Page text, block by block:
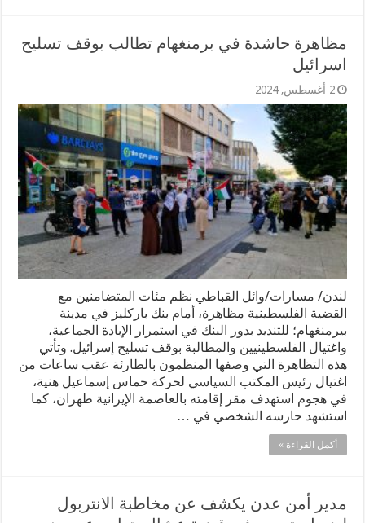
مظاهرة حاشدة في برمنغهام تطالب بوقف تسليح
اسرائيل
2 أغسطس, 2024
لندن/ مسارات/وائل القباطي نظم مئات المتضامنين مع
القضية الفلسطينية مظاهرة، أمام بنك باركليز في مدينة
بيرمنغهام؛ للتنديد بدور البنك في استمرار الإبادة الجماعية،
واغتيال الفلسطينيين والمطالبة بوقف تسليح إسرائيل. وتأتي
هذه التظاهرة التي وصفها المنظمون بالطارئة عقب ساعات من
اغتيال رئيس المكتب السياسي لحركة حماس إسماعيل هنية،
في هجوم استهدف مقر إقامته بالعاصمة الإيرانية طهران، كما
استشهد حارسه الشخصي في …
أكمل القراءة »
مدير أمن عدن يكشف عن مخاطبة الانتربول